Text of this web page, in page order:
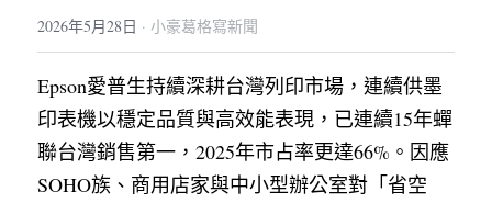
2026年5月28日 · 小豪葛格寫新聞
Epson愛普生持續深耕台灣列印市場，連續供墨
印表機以穩定品質與高效能表現，已連續15年蟬
聯台灣銷售第一，2025年市占率更達66%。因應
SOHO族、商用店家與中小型辦公室對「省空